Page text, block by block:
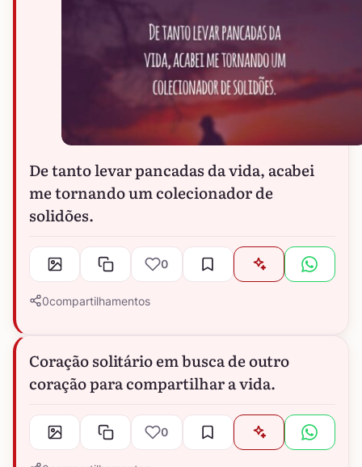
De tanto levar pancadas da vida, acabei
me tornando um colecionador de
solidões.
0
0compartilhamentos
Coração solitário em busca de outro
coração para compartilhar a vida.
0